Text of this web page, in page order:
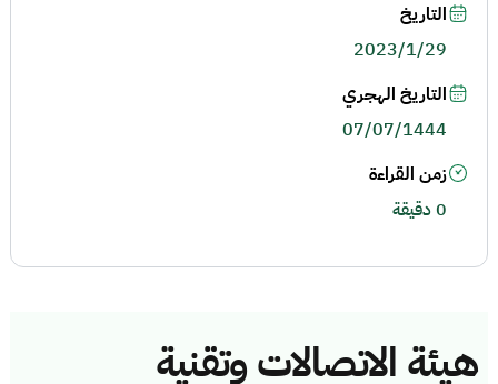
هيئة الاتصالات وتقنية
التاريخ
2023/1/29
التاريخ الهجري
07/07/1444
زمن القراءة
0 دقيقة